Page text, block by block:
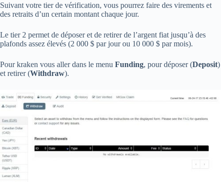
Suivant votre tier de vérification, vous pourrez faire des virements et
des retraits d’un certain montant chaque jour.
Le tier 2 permet de déposer et de retirer de l’argent fiat jusqu’à des
plafonds assez élevés (2 000 $ par jour ou 10 000 $ par mois).
Pour kraken vous aller dans le menu Funding, pour déposer (Deposit)
et retirer (Withdraw).